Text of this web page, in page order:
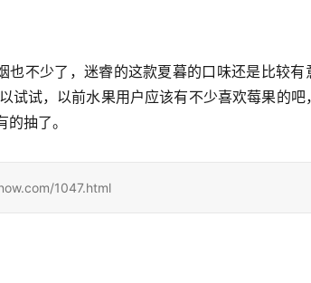
也不少了，迷睿的这款夏暮的口味还是比较有
试试，以前水果用户应该有不少喜欢莓果的吧
抽了。
1047.html